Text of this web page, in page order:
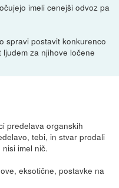
imeli cenejši odvoz pa
spravi postavit konkurenco
za njihove ločene
predelava organskih
tebi, in stvar prodali
imel nič.
eksotične, postavke na